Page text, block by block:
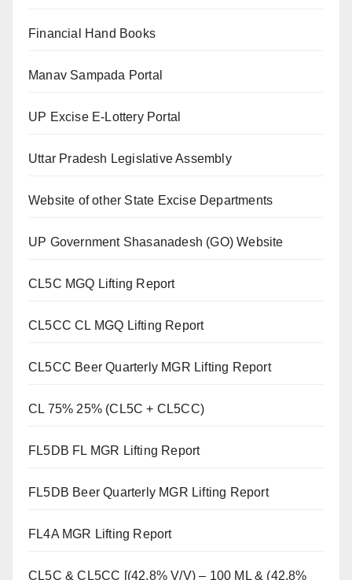
Financial Hand Books
Manav Sampada Portal
UP Excise E-Lottery Portal
Uttar Pradesh Legislative Assembly
Website of other State Excise Departments
UP Government Shasanadesh (GO) Website
CL5C MGQ Lifting Report
CL5CC CL MGQ Lifting Report
CL5CC Beer Quarterly MGR Lifting Report
CL 75% 25% (CL5C + CL5CC)
FL5DB FL MGR Lifting Report
FL5DB Beer Quarterly MGR Lifting Report
FL4A MGR Lifting Report
CL5C & CL5CC [(42.8% V/V) – 100 ML & (42.8%